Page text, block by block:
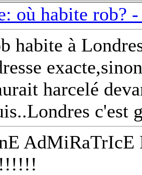
où habite rob?
habite à
harcelé
c'est
AdMiRaTrIcE